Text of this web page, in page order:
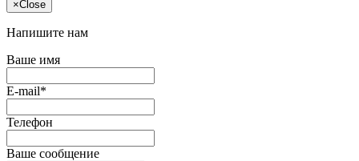
×Close
Напишите нам
Ваше имя
E-mail*
Телефон
Ваше сообщение